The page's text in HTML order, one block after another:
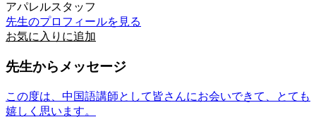
アパレルスタッフ
先生のプロフィールを見る
お気に入りに追加
先生からメッセージ
この度は、中国語講師として皆さんにお会いできて、とても
嬉しく思います。